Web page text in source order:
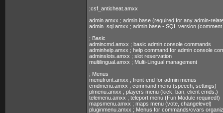
;csf_anticheat.amxx
admin.amxx ; admin base (required for any admin-
admin_sql.amxx ; admin base - SQL version
; Basic
admincmd.amxx ; basic admin console commands
adminhelp.amxx ; help command for admin console
adminslots.amxx ; slot reservation
multilingual.amxx ; Multi-Lingual management
; Menus
menufront.amxx ; front-end for admin menus
cmdmenu.amxx ; command menu (speech, settings)
plmenu.amxx ; players menu (kick, ban, client cmds.)
telemenu.amxx ; teleport menu (Fun Module required!)
mapsmenu.amxx ; maps menu (vote, changelevel)
pluginmenu.amxx ; Menus for commands/cvars